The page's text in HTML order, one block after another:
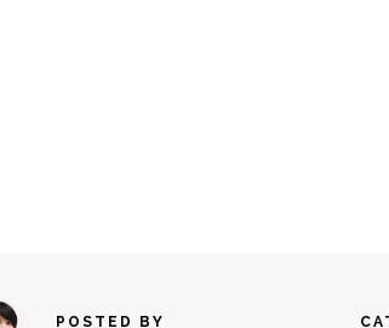
POSTED BY